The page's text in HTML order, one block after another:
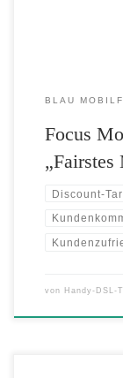
BLAU
Focus
Discount-
von Handy-DSL-